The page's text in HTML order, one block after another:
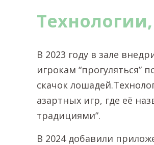
В 2023 году в зале
игрокам “прогуляться”
скачок
азартных игр, где её
традициями”.
В 2024 добавили